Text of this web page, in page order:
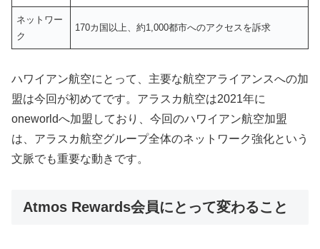
ネットワー
ク
170カ国以上、約1,000都市へのアクセスを訴求
ハワイアン航空にとって、主要な航空アライアンスへの加
盟は今回が初めてです。アラスカ航空は2021年に
oneworldへ加盟しており、今回のハワイアン航空加盟
は、アラスカ航空グループ全体のネットワーク強化という
文脈でも重要な動きです。
Atmos Rewards会員にとって変わること